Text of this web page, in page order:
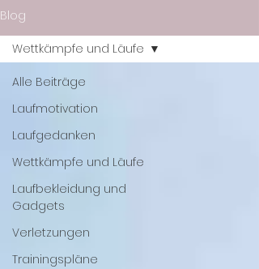
Blog
Alle Beiträge
Laufmotivation
Laufgedanken
Wettkämpfe und Läufe
Laufbekleidung und
Gadgets
Verletzungen
Trainingspläne
Wettkämpfe und Läufe